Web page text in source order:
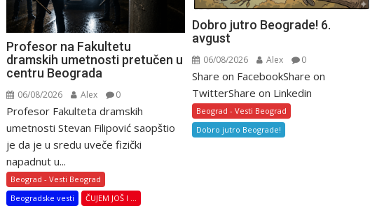
Profesor na Fakultetu
dramskih umetnosti pretučen u
centru Beograda
06/08/2026 Alex 0
Profesor Fakulteta dramskih
umetnosti Stevan Filipović saopštio
je da je u sredu uveče fizički
napadnut u...
Beograd - Vesti Beograd
Beogradske vesti
ČUJEM JOŠ I ...
Dobro jutro Beograde! 6.
avgust
06/08/2026 Alex 0
Share on FacebookShare on
TwitterShare on Linkedin
Beograd - Vesti Beograd
Dobro jutro Beograde!